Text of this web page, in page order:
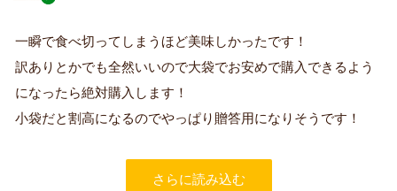
証
済
み
購
者
一瞬で食べ切ってしまうほど美味しかったです！
訳ありとかでも全然いいので大袋でお安めで購入できるよう
になったら絶対購入します！
小袋だと割高になるのでやっぱり贈答用になりそうです！
さらに読み込む